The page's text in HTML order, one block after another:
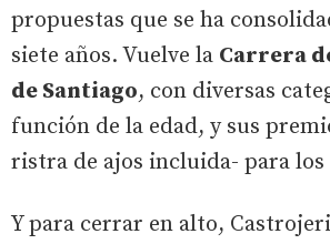
propuestas que se ha
siete años. Vuelve la Carrera
de Santiago, con diversas
función de la edad, y sus
ristra de ajos incluida- para los
Y para cerrar en alto,